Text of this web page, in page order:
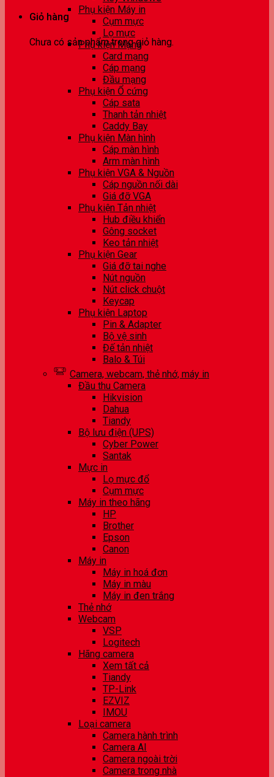
Giỏ hàng
Chưa có sản phẩm trong giỏ hàng.
Phụ kiện Máy in
Cụm mực
Lọ mực
Phụ kiện Mạng
Card mạng
Cáp mạng
Đầu mạng
Phụ kiện Ổ cứng
Cáp sata
Thanh tản nhiệt
Caddy Bay
Phụ kiện Màn hình
Cáp màn hình
Arm màn hình
Phụ kiện VGA & Nguồn
Cáp nguồn nối dài
Giá đỡ VGA
Phụ kiện Tản nhiệt
Hub điều khiển
Gông socket
Keo tản nhiệt
Phụ kiện Gear
Giá đỡ tai nghe
Nút nguồn
Nút click chuột
Keycap
Phụ kiện Laptop
Pin & Adapter
Bộ vệ sinh
Đế tản nhiệt
Balo & Túi
Camera, webcam, thẻ nhớ, máy in
Đầu thu Camera
Hikvision
Dahua
Tiandy
Bộ lưu điện (UPS)
Cyber Power
Santak
Mực in
Lọ mực đổ
Cụm mực
Máy in theo hãng
HP
Brother
Epson
Canon
Máy in
Máy in hoá đơn
Máy in màu
Máy in đen trắng
Thẻ nhớ
Webcam
VSP
Logitech
Hãng camera
Xem tất cả
Tiandy
TP-Link
EZVIZ
IMOU
Loại camera
Camera hành trình
Camera AI
Camera ngoài trời
Camera trong nhà